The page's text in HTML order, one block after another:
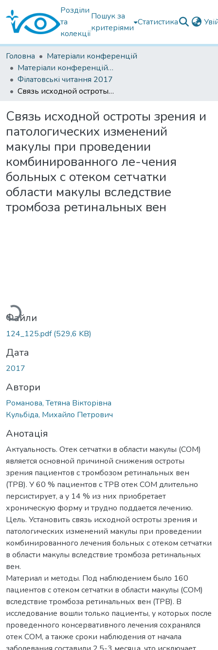
Розділи
та
колекції
Пошук за
критеріями
Статистика
Головна
Матеріали конференцій
Матеріали конференцій Інституту Філатова
Філатовські читання 2017
Связь исходной остроты зрения и патологических изменений макулы при проведении комбинированного ле-чения больных с отеком сетчатки области макулы вследствие тромбоза ретинальных вен
Связь исходной остроты зрения и
патологических изменений
макулы при проведении
комбинированного ле-чения
больных с отеком сетчатки
области макулы вследствие
тромбоза ретинальных вен
Вантажиться...
Файли
124_125.pdf(529,6 KB)
Дата
2017
Автори
Романова, Тетяна Вікторівна
Кульбіда, Михайло Петрович
Анотація
Актуальность. Отек сетчатки в области макулы (СОМ)
является основной причиной снижения остроты
зрения пациентов с тромбозом ретинальных вен
(ТРВ). У 60 % пациентов с ТРВ отек СОМ длительно
персистирует, а у 14 % из них приобретает
хроническую форму и трудно поддается лечению.
Цель. Установить связь исходной остроты зрения и
патологических изменений макулы при проведении
комбинированного лечения больных с отеком сетчатки
в области макулы вследствие тромбоза ретинальных
вен.
Материал и методы. Под наблюдением было 160
пациентов с отеком сетчатки в области макулы (СОМ)
вследствие тромбоза ретинальных вен (ТРВ). В
исследование вошли только пациенты, у которых после
проведенного консервативного лечения сохранялся
отек СОМ, а также сроки наблюдения от начала